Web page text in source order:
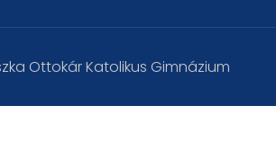
Ottokár Katolikus Gimnázium